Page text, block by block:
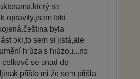
se
opravily.jsem fakt
byla
oki,to sem si jistá,ale
hrůza s hrůzou...no
se snad do
přišlo mi že sem přišla